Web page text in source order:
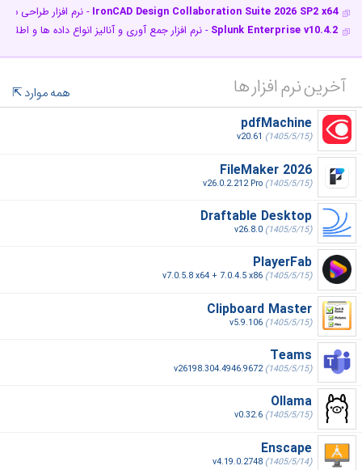
IronCAD Design Collaboration Suite 2026 SP2 x64 - نرم افزار طراحی
Splunk Enterprise v10.4.2 - نرم افزار جمع آوری و آنالیز انواع داده ها و
آخرین نرم افزار ها
همه موارد
pdfMachine
v20.61 (1405/5/15)
FileMaker 2026
v26.0.2.212 Pro (1405/5/15)
Draftable Desktop
v26.8.0 (1405/5/15)
PlayerFab
v7.0.5.8 x64 + 7.0.4.5 x86 (1405/5/15)
Clipboard Master
v5.9.106 (1405/5/15)
Teams
v26198.304.4946.9672(1405/5/15)
Ollama
v0.32.6 (1405/5/15)
Enscape
v4.19.0.2748 (1405/5/14)